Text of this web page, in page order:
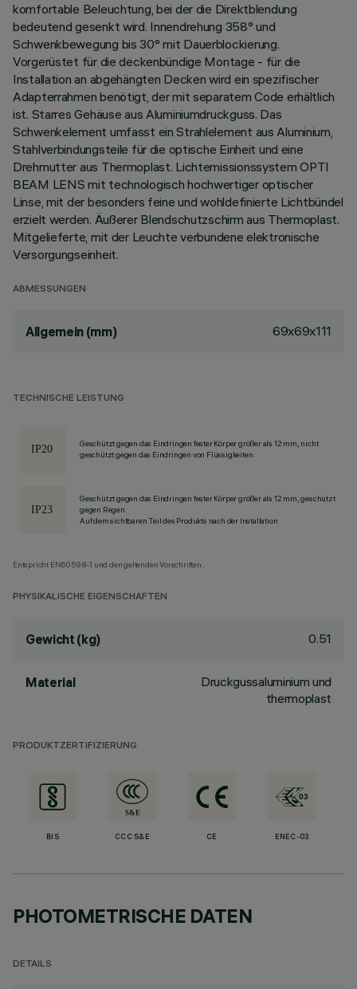
komfortable Beleuchtung, bei der die Direktblendung
bedeutend gesenkt wird. Innendrehung 358° und
Schwenkbewegung bis 30° mit Dauerblockierung.
Vorgerüstet für die deckenbündige Montage - für die
Installation an abgehängten Decken wird ein spezifischer
Adapterrahmen benötigt, der mit separatem Code erhältlich
ist. Starres Gehäuse aus Aluminiumdruckguss. Das
Schwenkelement umfasst ein Strahlelement aus Aluminium,
Stahlverbindungsteile für die optische Einheit und eine
Drehmutter aus Thermoplast. Lichtemissionssystem OPTI
BEAM LENS mit technologisch hochwertiger optischer
Linse, mit der besonders feine und wohldefinierte Lichtbündel
erzielt werden. Äußerer Blendschutzschirm aus Thermoplast.
Mitgelieferte, mit der Leuchte verbundene elektronische
Versorgungseinheit.
ABMESSUNGEN
Allgemein (mm) 69x69x111
TECHNISCHE LEISTUNG
Geschützt gegen das Eindringen fester Körper größer als 12 mm, nicht
geschützt gegen das Eindringen von Flüssigkeiten.
Geschützt gegen das Eindringen fester Körper größer als 12 mm, geschützt
gegen Regen.
Auf dem sichtbaren Teil des Produkts nach der Installation
Entspricht EN60598-1 und den geltenden Vorschriften.
PHYSIKALISCHE EIGENSCHAFTEN
Gewicht (kg) 0.51
Material
Druckgussaluminium und
thermoplast
PRODUKTZERTIFIZIERUNG
BIS CCC S&E CE ENEC-03
PHOTOMETRISCHE DATEN
DETAILS